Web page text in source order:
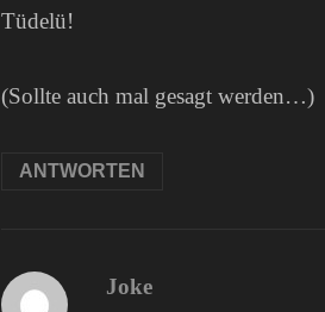
Tüdelü!
(Sollte auch mal gesagt werden…)
ANTWORTEN
Joke